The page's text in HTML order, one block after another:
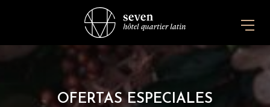
OFERTAS ESPECIALES